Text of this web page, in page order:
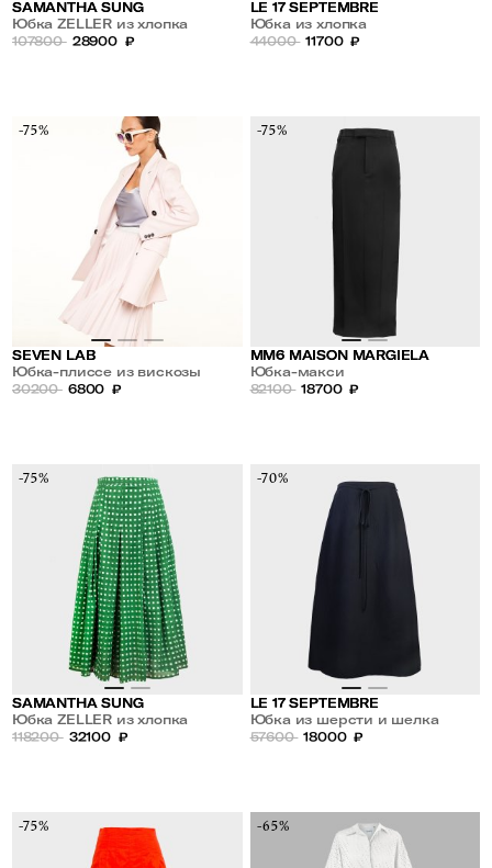
SAMANTHA SUNG
Юбка ZELLER из хлопка
107800 28900 ₽
LE 17 SEPTEMBRE
Юбка из хлопка
44000 11700 ₽
-75%
SEVEN LAB
Юбка-плиссе из вискозы
30200 6800 ₽
-75%
MM6 MAISON MARGIELA
Юбка-макси
82100 18700 ₽
-75%
SAMANTHA SUNG
Юбка ZELLER из хлопка
118200 32100 ₽
-70%
LE 17 SEPTEMBRE
Юбка из шерсти и шелка
57600 18000 ₽
-75% -65%